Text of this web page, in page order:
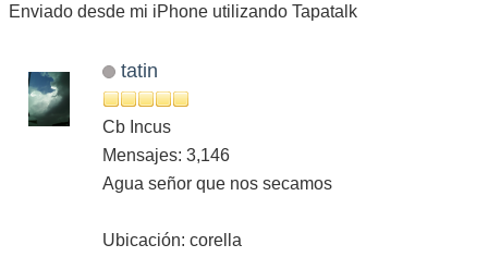
Enviado desde mi iPhone utilizando Tapatalk
tatin
Cb Incus
Mensajes: 3,146
Agua señor que nos secamos
Ubicación: corella